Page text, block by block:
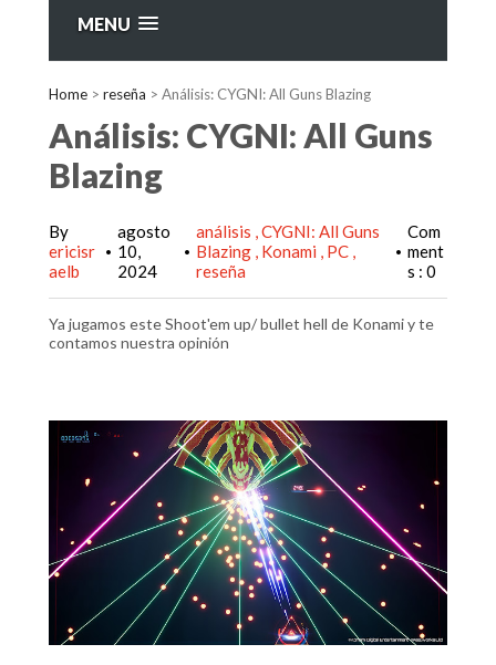
MENU
Home > reseña > Análisis: CYGNI: All Guns Blazing
Análisis: CYGNI: All Guns
Blazing
By
ericisr
aelb
•
agosto
10,
2024
•
análisis CYGNI: All Guns
Blazing Konami
PC
reseña
•
Com
ment
s : 0
Ya jugamos este Shoot'em up/ bullet hell de Konami y te
contamos nuestra opinión